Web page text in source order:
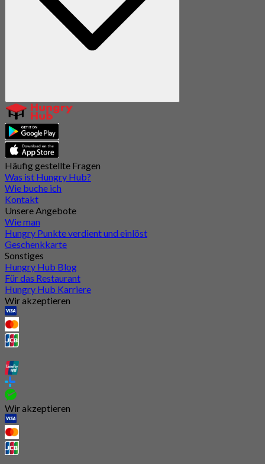
Häufig gestellte Fragen
Was ist Hungry Hub?
Wie buche ich
Kontakt
Unsere Angebote
Wie man
Hungry Punkte verdient und einlöst
Geschenkkarte
Sonstiges
Hungry Hub Blog
Für das Restaurant
Hungry Hub Karriere
Wir akzeptieren
Wir akzeptieren